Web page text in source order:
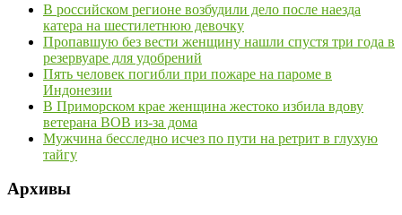
В российском регионе возбудили дело после наезда
катера на шестилетнюю девочку
Пропавшую без вести женщину нашли спустя три года в
резервуаре для удобрений
Пять человек погибли при пожаре на пароме в
Индонезии
В Приморском крае женщина жестоко избила вдову
ветерана ВОВ из-за дома
Мужчина бесследно исчез по пути на ретрит в глухую
тайгу
Архивы